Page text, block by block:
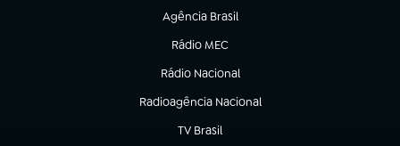
Agência Brasil
(abre em nova aba)
Rádio MEC
(abre em nova aba)
Rádio Nacional
Radioagência Nacional
(abre em nova aba)
TV Brasil
(abre em nova aba)